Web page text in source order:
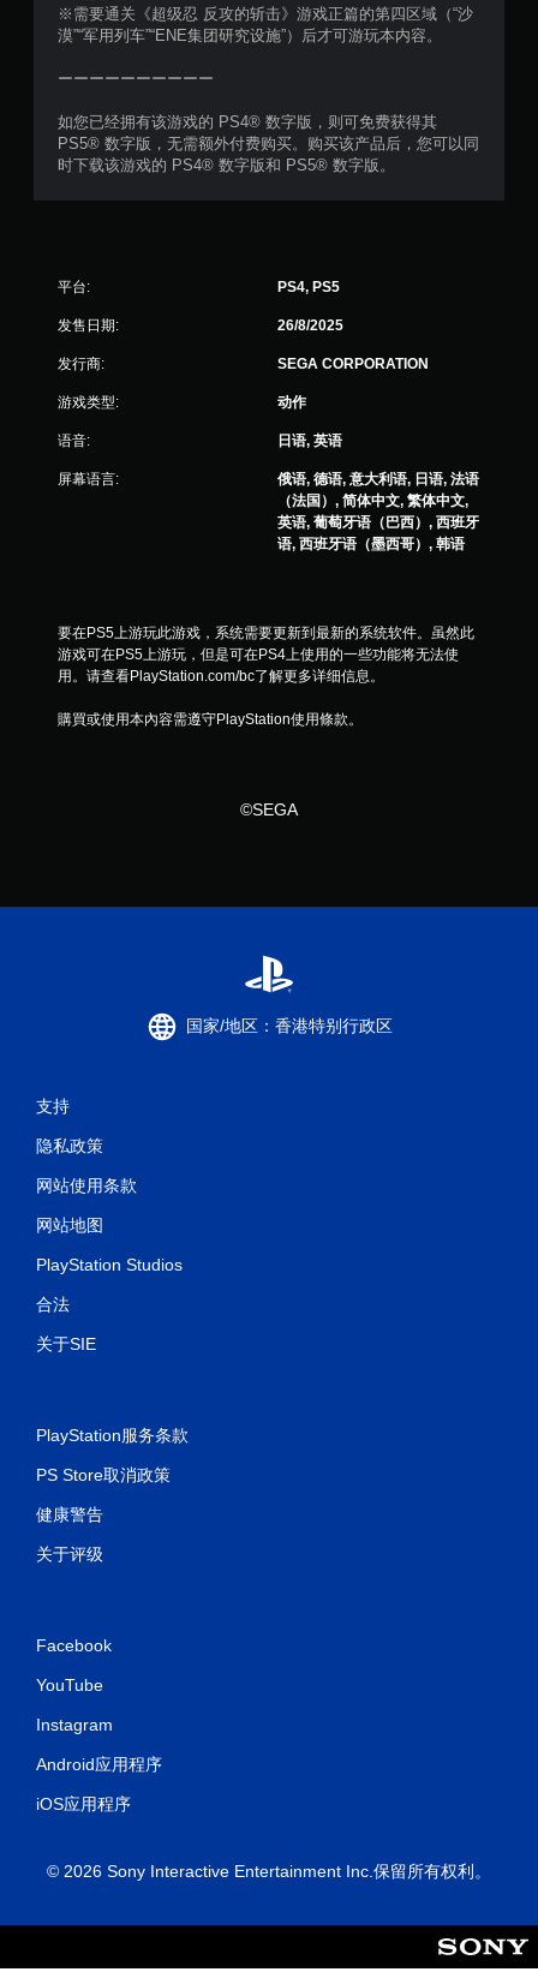
※需要通关《超级忍 反攻的斩击》游戏正篇的第四区域（“沙
漠”“军用列车”“ENE集团研究设施”）后才可游玩本内容。
ーーーーーーーーーー
如您已经拥有该游戏的 PS4® 数字版，则可免费获得其
PS5® 数字版，无需额外付费购买。购买该产品后，您可以同
时下载该游戏的 PS4® 数字版和 PS5® 数字版。
平台: PS4, PS5
发售日期: 26/8/2025
发行商: SEGA CORPORATION
游戏类型: 动作
语音: 日语, 英语
屏幕语言:
俄语, 德语, 意大利语, 日语, 法语
（法国）, 简体中文, 繁体中文,
英语, 葡萄牙语（巴西）, 西班牙
语, 西班牙语（墨西哥）, 韩语
要在PS5上游玩此游戏，系统需要更新到最新的系统软件。虽然此
游戏可在PS5上游玩，但是可在PS4上使用的一些功能将无法使
用。请查看PlayStation.com/bc了解更多详细信息。
購買或使用本內容需遵守PlayStation使用條款。
©SEGA
国家/地区：香港特别行政区
支持
隐私政策
网站使用条款
网站地图
PlayStation Studios
合法
关于SIE
PlayStation服务条款
PS Store取消政策
健康警告
关于评级
Facebook
YouTube
Instagram
Android应用程序
iOS应用程序
© 2026 Sony Interactive Entertainment Inc.保留所有权利。